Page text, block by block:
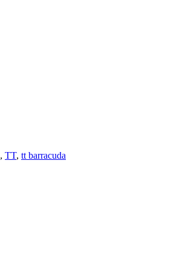
, TT, tt barracuda